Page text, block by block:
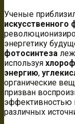
Ученые
искусственного
энергетику
фотосинтеза
используя
энергию,
органические
призван
эффективностью
различных